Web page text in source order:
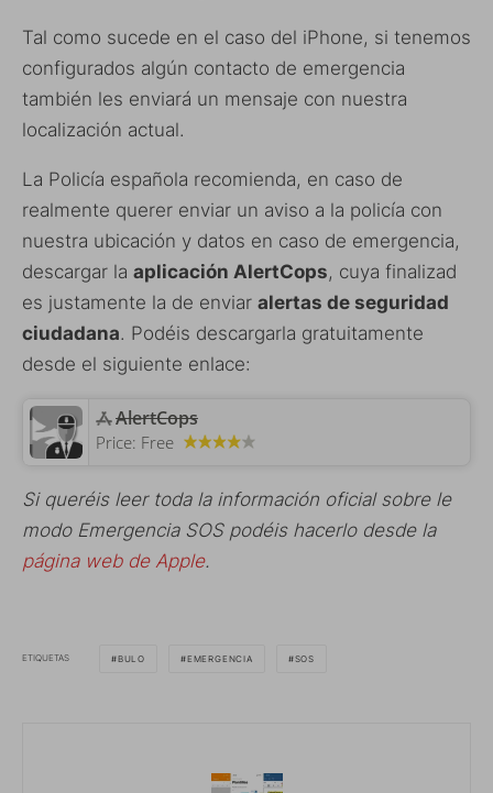
Tal como sucede en el caso del iPhone, si tenemos
configurados algún contacto de emergencia
también les enviará un mensaje con nuestra
localización actual.
La Policía española recomienda, en caso de
realmente querer enviar un aviso a la policía con
nuestra ubicación y datos en caso de emergencia,
descargar la aplicación AlertCops, cuya finalizad
es justamente la de enviar alertas de seguridad
ciudadana. Podéis descargarla gratuitamente
desde el siguiente enlace:
AlertCops
Price: Free
Si queréis leer toda la información oficial sobre le
modo Emergencia SOS podéis hacerlo desde la
página web de Apple.
ETIQUETAS BULO EMERGENCIA SOS